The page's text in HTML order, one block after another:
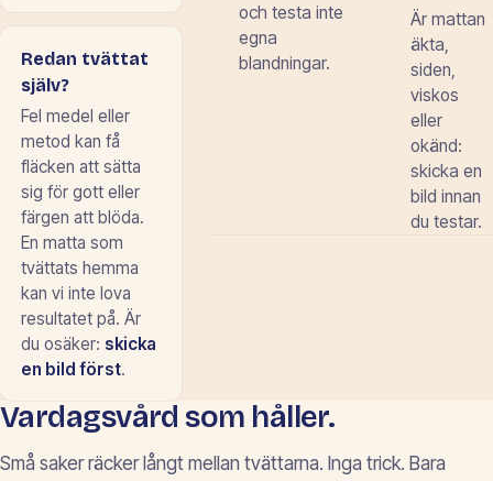
Redan tvättat
själv?
Fel medel eller
metod kan få
fläcken att sätta
sig för gott eller
färgen att blöda.
En matta som
tvättats hemma
kan vi inte lova
resultatet på. Är
du osäker: skicka
en bild först.
och testa inte
egna
blandningar.
Är mattan
äkta,
siden,
viskos
eller
okänd:
skicka en
bild innan
du testar.
Vardagsvård som håller.
Små saker räcker långt mellan tvättarna. Inga trick. Bara